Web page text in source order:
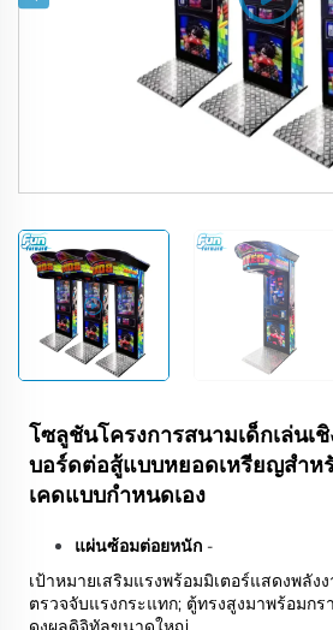
โซลูชันโครงการสนามเด็กเล่นเ
บอร์ดต่อสู้แบบหยอดเหรียญสำห
เคดแบบกำหนดเอง
แผ่นซ้อมต่อยหนัก -
เป้าหมายเสริมแรงพร้อมมิเตอร์แสดงพลัง
ตรวจจับแรงกระแทก; ตู้ทรงสูงมาพร้อมก